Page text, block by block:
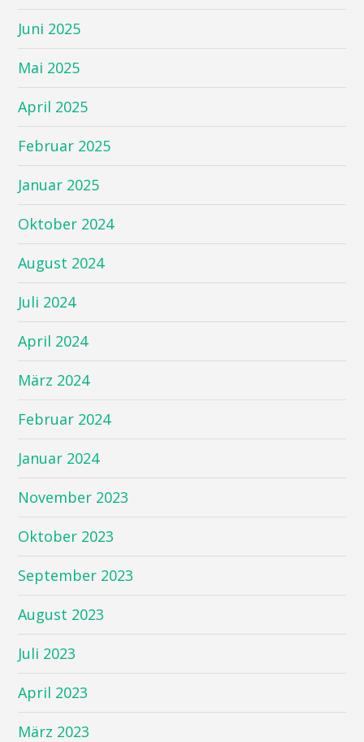
Juni 2025
Mai 2025
April 2025
Februar 2025
Januar 2025
Oktober 2024
August 2024
Juli 2024
April 2024
März 2024
Februar 2024
Januar 2024
November 2023
Oktober 2023
September 2023
August 2023
Juli 2023
April 2023
März 2023